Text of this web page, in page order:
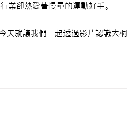
業卻熱愛著慢壘的運動好手。
天就讓我們一起透過影片認識大桐